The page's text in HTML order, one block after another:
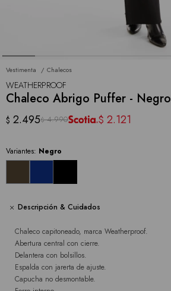
Vestimenta Chalecos
WEATHERPROOF
Chaleco Abrigo Puffer - Negro
$ 2.495$ 4.990 $ 2.121
Variantes: Negro
Descripción & Cuidados
Chaleco capitoneado, marca Weatherproof.
Abertura central con cierre.
Delantera con bolsillos.
Espalda con jarerta de ajuste.
Capucha no desmontable.